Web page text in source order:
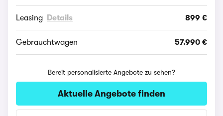
Leasing Details 899 €
Gebrauchtwagen 57.990 €
Bereit personalisierte Angebote zu sehen?
Aktuelle Angebote finden